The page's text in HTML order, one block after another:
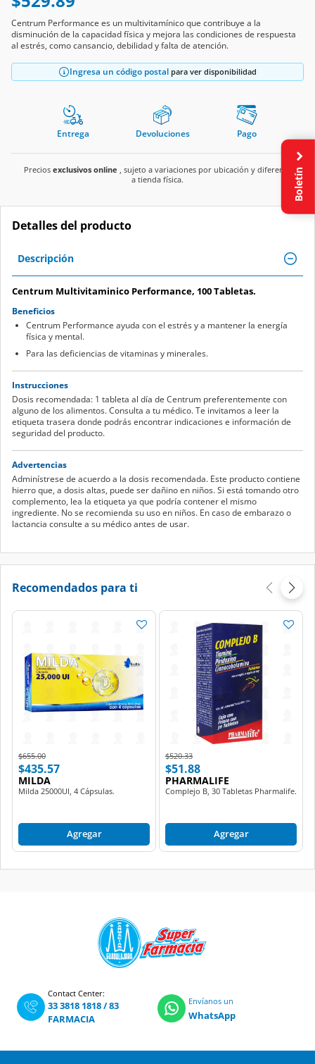
Centrum Performance es un multivitamínico que contribuye a la
disminución de la capacidad física y mejora las condiciones de respuesta
al estrés, como cansancio, debilidad y falta de atención.
Ingresa un código postal para ver disponibilidad
Entrega Devoluciones Pago
Precios exclusivos online , sujeto a variaciones por ubicación y diferente
a tienda física.
Detalles del producto
Descripción
Centrum Multivitaminico Performance, 100 Tabletas.
Beneficios
Centrum Performance ayuda con el estrés y a mantener la energía
física y mental.
Para las deficiencias de vitaminas y minerales.
Instrucciones
Dosis recomendada: 1 tableta al día de Centrum preferentemente con
alguno de los alimentos. Consulta a tu médico. Te invitamos a leer la
etiqueta trasera donde podrás encontrar indicaciones e información de
seguridad del producto.
Advertencias
Adminístrese de acuerdo a la dosis recomendada. Este producto contiene
hierro que, a dosis altas, puede ser dañino en niños. Si está tomando otro
complemento, lea la etiqueta ya que podría contener el mismo
ingrediente. No se recomienda su uso en niños. En caso de embarazo o
lactancia consulte a su médico antes de usar.
Recomendados para ti
Price reduced from
$655.00to
$435.57
MILDA
Milda 25000UI, 4 Cápsulas.
Agregar
Price reduced from
$520.33to
$51.88
PHARMALIFE
Complejo B, 30 Tabletas Pharmalife.
Agregar
Contact Center:
33 3818 1818/83
FARMACIA
Envíanos un
WhatsApp
Boletín